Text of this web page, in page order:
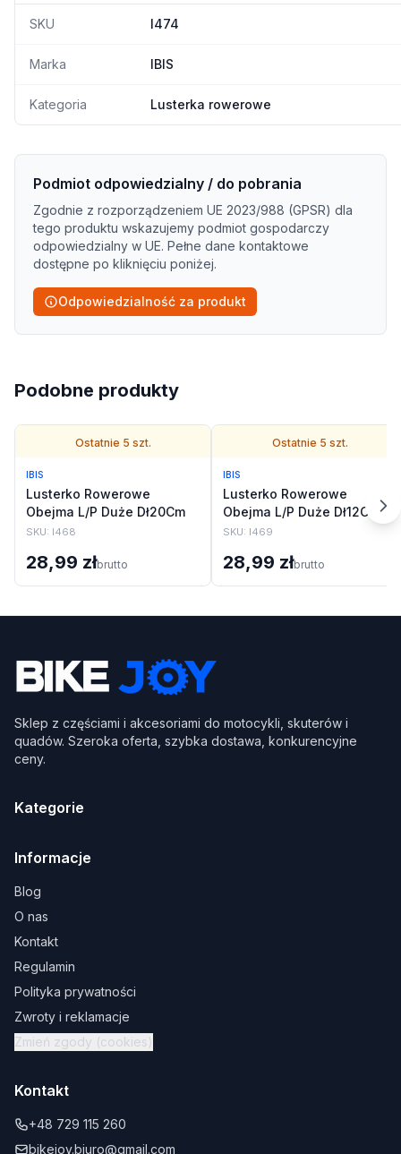
SKU I474
Marka IBIS
Kategoria Lusterka rowerowe
Podmiot odpowiedzialny / do pobrania
Zgodnie z rozporządzeniem UE 2023/988 (GPSR) dla
tego produktu wskazujemy podmiot gospodarczy
odpowiedzialny w UE. Pełne dane kontaktowe
dostępne po kliknięciu poniżej.
Odpowiedzialność za produkt
Podobne produkty
Ostatnie 5 szt.
IBIS
Lusterko Rowerowe
Obejma L/P Duże Dł20Cm
SKU: I468
28,99 złbrutto
Ostatnie 5 szt.
IBIS
Lusterko Rowerowe
Obejma L/P Duże Dł12Cm
SKU: I469
28,99 złbrutto
Sklep z częściami i akcesoriami do motocykli, skuterów i
quadów. Szeroka oferta, szybka dostawa, konkurencyjne
ceny.
Kategorie
Informacje
Blog
O nas
Kontakt
Regulamin
Polityka prywatności
Zwroty i reklamacje
Zmień zgody (cookies)
Kontakt
+48 729 115 260
bikejoy.biuro@gmail.com